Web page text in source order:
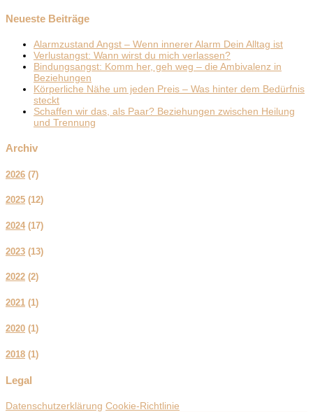
Neueste Beiträge
Alarmzustand Angst – Wenn innerer Alarm Dein Alltag ist
Verlustangst: Wann wirst du mich verlassen?
Bindungsangst: Komm her, geh weg – die Ambivalenz in
Beziehungen
Körperliche Nähe um jeden Preis – Was hinter dem Bedürfnis
steckt
Schaffen wir das, als Paar? Beziehungen zwischen Heilung
und Trennung
Archiv
2026 (7)
2025 (12)
2024 (17)
2023 (13)
2022 (2)
2021 (1)
2020 (1)
2018 (1)
Legal
Datenschutzerklärung Cookie-Richtlinie